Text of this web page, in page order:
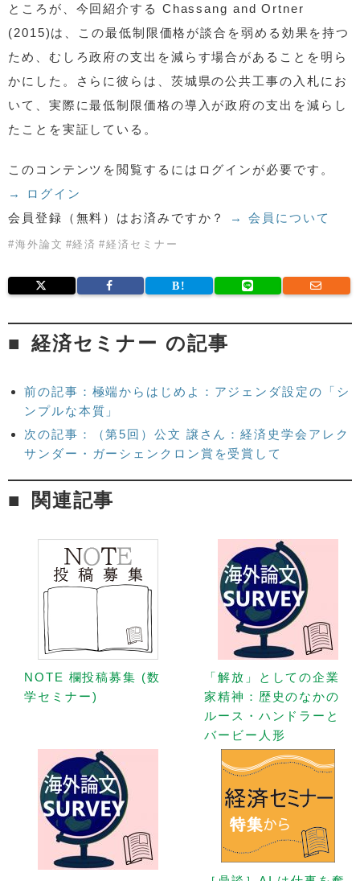
ところが、今回紹介する Chassang and Ortner
(2015)は、この最低制限価格が談合を弱める効果を持つ
ため、むしろ政府の支出を減らす場合があることを明ら
かにした。さらに彼らは、茨城県の公共工事の入札にお
いて、実際に最低制限価格の導入が政府の支出を減らし
たことを実証している。
このコンテンツを閲覧するにはログインが必要です。
→ ログイン
会員登録（無料）はお済みですか？
→ 会員について
#海外論文 #経済 #経済セミナー
経済セミナー の記事
前の記事：極端からはじめよ：アジェンダ設定の「シ
ンプルな本質」
次の記事：（第5回）公文 譲さん：経済史学会アレク
サンダー・ガーシェンクロン賞を受賞して
関連記事
NOTE 欄投稿募集 (数
学セミナー)
「解放」としての企業
家精神：歴史のなかの
ルース・ハンドラーと
バービー人形